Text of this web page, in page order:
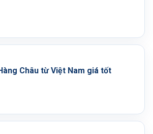
Châu từ Việt Nam giá tốt